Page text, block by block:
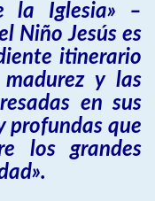
la Iglesia» –
Niño Jesús es
itinerario
y las
en sus
profundas que
los grandes